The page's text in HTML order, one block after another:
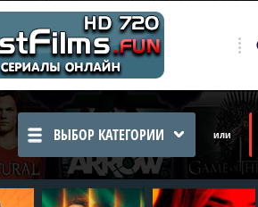
ВЫБОР КАТЕГОРИИ или